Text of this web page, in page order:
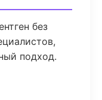
без
подход.